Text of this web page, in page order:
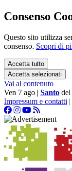
Consenso
Questo sito utilizza
consenso. Scopri di
Accetta tutto
Accetta selezionati
Vai al contenuto
Ven 7 ago | Santo
Impressum e contatti |